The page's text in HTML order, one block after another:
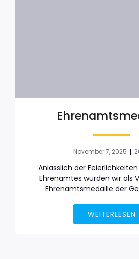
November 7, 2025 |
Anlässlich der
Ehrenamtes wurden wir als
Ehrenamtsmedaille der
WEITERLESEN